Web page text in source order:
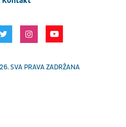
SVA PRAVA ZADRŽANA